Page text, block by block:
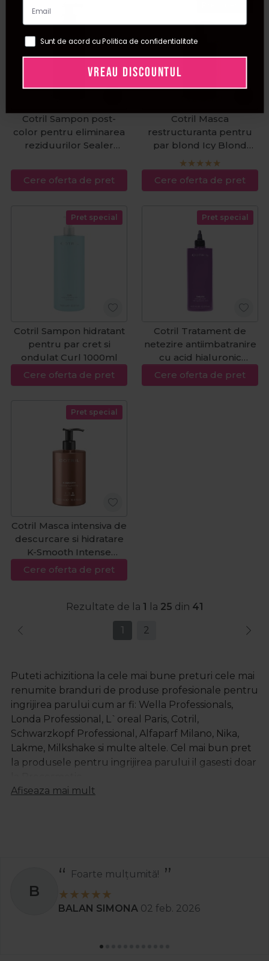
Cotril Sampon post-
color pentru eliminarea
reziduurilor Sealer
Cere oferta de pret
Cotril Masca
restructuranta pentru
par blond Icy Blond
500ml
Cere oferta de pret
Pret special
Cotril Sampon hidratant
pentru par cret si
ondulat Curl 1000ml
Cere oferta de pret
Pret special
Cotril Tratament de
netezire antiimbatranire
cu acid hialuronic
Timeless Water 400ml
Cere oferta de pret
Pret special
Cotril Masca intensiva de
descurcare si hidratare
K-Smooth Intense
Hydrating 3 500ml
Cere oferta de pret
Rezultate de la 1 la 25 din 41
1 2
Puteti achizitiona la cele mai bune preturi cele mai
renumite branduri de produse profesionale pentru
ingrijirea parului cum ar fi: Wella Professionals,
Londa Professional, L`oreal Paris, Cotril,
Schwarzkopf Professional, Alfaparf Milano, Nika,
Lakme, Milkshake si multe altele. Cel mai bun pret
la produsele pentru ingrijirea parului il gasesti doar
Afiseaza mai mult
S
Recomand
Stanciu Aura Andreea 02 apr. 2025
Sunt de acord cu Politica de confidentialitate
VREAU DISCOUNTUL